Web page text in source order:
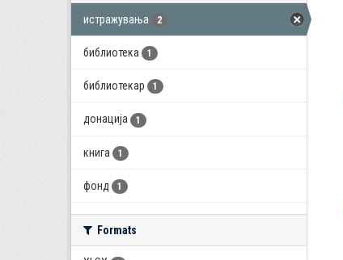
истражувања 2
библиотека 1
библиотекар 1
донација 1
книга 1
фонд 1
Formats